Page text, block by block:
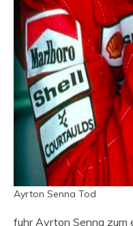
Ayrton Senna Tod
fuhr Ayrton Senna zum